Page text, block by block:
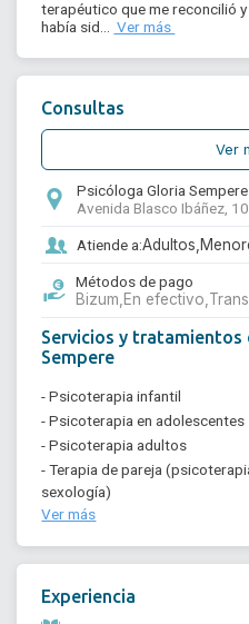
terapéutico que me reconcilió
había sid...
Ver más
Consultas
Ver
Psicóloga Gloria Sempere
Avenida Blasco Ibáñez,
Atiende a:Adultos,
Métodos de pago
Bizum, En efectivo,
Servicios y tratamientos
Sempere
- Psicoterapia infantil
- Psicoterapia en adolescentes
- Psicoterapia adultos
- Terapia de pareja
sexología)
Ver más
Experiencia